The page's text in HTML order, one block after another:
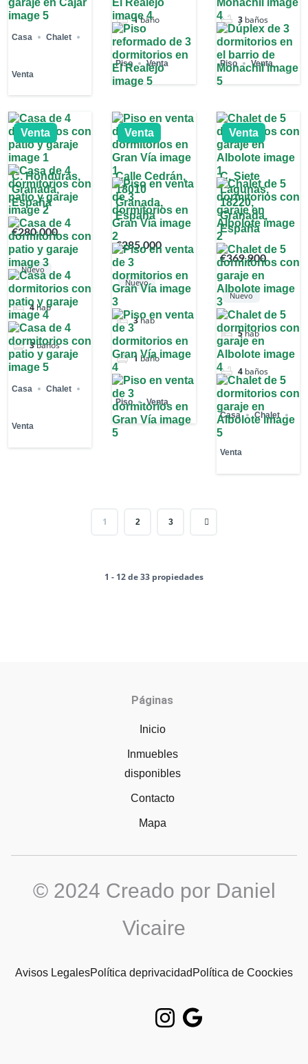
Casa Chalet
Venta
1baño
Piso Venta
3 baños
Piso Venta
Venta
C. Honduras,
Granada,
España
€280,000
Nuevo
4 hab
3baños
Casa Chalet
Venta
Venta
Calle Cedrán,
18010
Granada,
España
€285,000
Nuevo
3hab
1 baño
Piso Venta
Venta
C. Siete
Lagunas,
18220,
Granada,
España
€369,900
Nuevo
5 hab
4 baños
Casa Chalet
Venta
1 2 3
1 - 12 de 33 propiedades
Páginas
Inicio
Inmuebles
disponibles
Contacto
Mapa
© 2024 Creado por Daniel
Vicaire
Avisos LegalesPolítica deprivacidad Política de Coockies